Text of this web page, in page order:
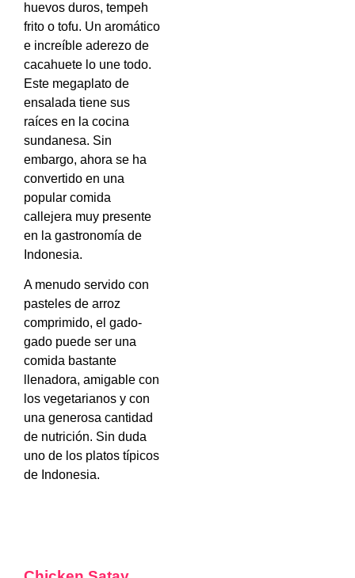
huevos duros, tempeh
frito o tofu. Un aromático
e increíble aderezo de
cacahuete lo une todo.
Este megaplato de
ensalada tiene sus
raíces en la cocina
sundanesa. Sin
embargo, ahora se ha
convertido en una
popular comida
callejera muy presente
en la gastronomía de
Indonesia.
A menudo servido con
pasteles de arroz
comprimido, el gado-
gado puede ser una
comida bastante
llenadora, amigable con
los vegetarianos y con
una generosa cantidad
de nutrición. Sin duda
uno de los platos típicos
de Indonesia.